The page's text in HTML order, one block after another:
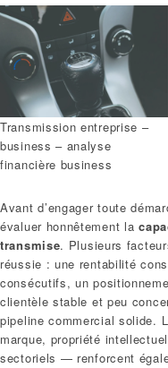
Transmission entreprise –
business – analyse
financière business
Avant d’engager toute
évaluer honnêtement la
transmise. Plusieurs
réussie : une rentabilité
consécutifs, un
clientèle stable et peu
pipeline commercial solide.
marque, propriété
sectoriels — renforcent